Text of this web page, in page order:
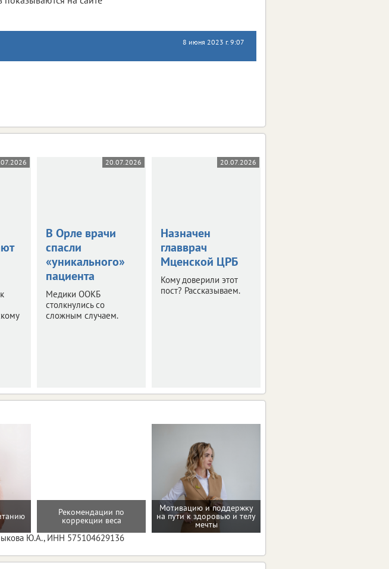
8 июня 2023 г. 9:07
20.07.2026
В Орле врачи
спасли
«уникального»
пациента
Медики ООКБ
столкнулись со
сложным случаем.
20.07.2026
Назначен
главврач
Мценской ЦРБ
Кому доверили этот
пост? Рассказываем.
Рекомендации по
коррекции веса
Мотивацию и поддержку
на пути к здоровью и телу
мечты
Ю.А., ИНН 575104629136